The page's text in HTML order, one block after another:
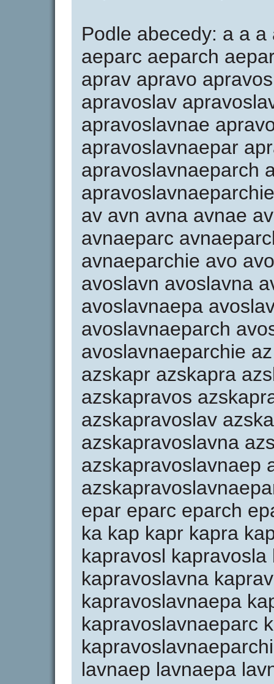
Podle abecedy: a a
aeparc aeparch
aprav apravo
apravoslav
apravoslavnae
apravoslavnaepar
apravoslavnaeparch
av avn avna avnae
avnaeparc
avnaeparchie avo
avoslavn avoslavna
avoslavnaepa
avoslavnaeparch
avoslavnaeparchie
azskapr azskapra
azskapravos
azskapravoslav
azskapravoslavna
azskapravoslavnaep
epar eparc eparch
ka kap kapr kapra
kapravosl
kapravoslavna
kapravoslavnaepa
kapravoslavnaeparc
lavnaep lavnaepa